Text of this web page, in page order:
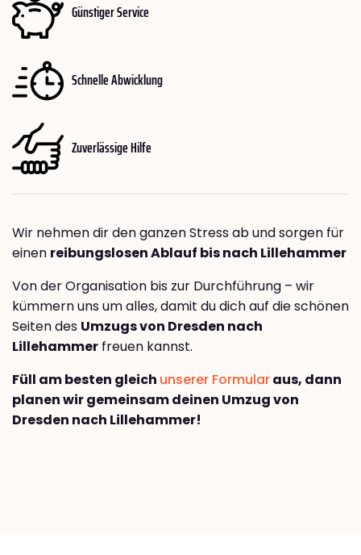
Günstiger Service
Schnelle Abwicklung
Zuverlässige Hilfe
Wir nehmen dir den ganzen Stress ab und sorgen für
einen reibungslosen Ablauf bis nach Lillehammer
Von der Organisation bis zur Durchführung – wir
kümmern uns um alles, damit du dich auf die schönen
Seiten des Umzugs von Dresden nach
Lillehammer freuen kannst.
Füll am besten gleich unserer Formularaus, dann
planen wir gemeinsam deinen Umzug von
Dresden nach Lillehammer!